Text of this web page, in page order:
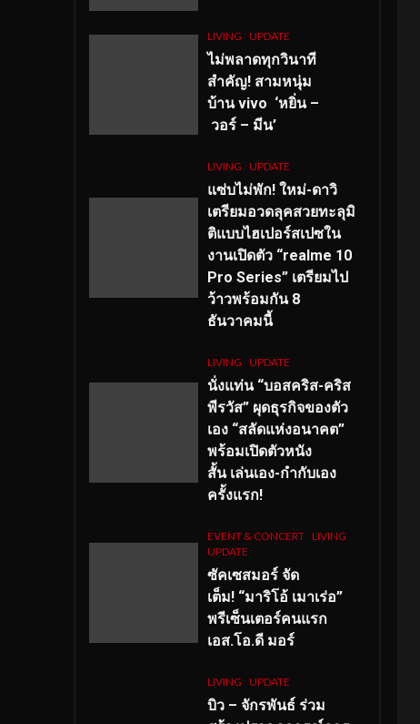
LIVING UPDATE
ไม่พลาดทุกวินาที
สำคัญ! สามหนุ่ม
บ้าน vivo ‘หยิ่น –
วอร์ – มีน’
LIVING UPDATE
แซ่บไม่พัก! ใหม่-ดาวิ
เตรียมอวดลุคสวยทะลุมิ
ติแบบไฮเปอร์สเปซใน
งานเปิดตัว “realme 10
Pro Series” เตรียมไป
ว้าวพร้อมกัน 8
ธันวาคมนี้
LIVING UPDATE
นั่งแท่น “บอสคริส-คริส
พีรวัส” ผุดธุรกิจของตัว
เอง “สลัดแห่งอนาคต”
พร้อมเปิดตัวหนัง
สั้น เล่นเอง-กำกับเอง
ครั้งแรก!
EVENT & CONCERT LIVING
UPDATE
ซัคเซสมอร์ จัด
เต็ม! “มาริโอ้ เมาเร่อ”
พรีเซ็นเตอร์คนแรก
เอส.โอ.ดี มอร์
LIVING UPDATE
บิว – จักรพันธ์ ร่วม